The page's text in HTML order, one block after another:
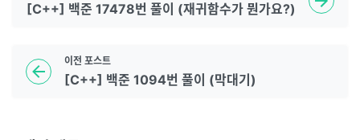
이전 포스트
[C++] 백준 1094번 풀이 (막대기)
[C++] 백준 17478번 풀이 (재귀함수가 뭔가요?)